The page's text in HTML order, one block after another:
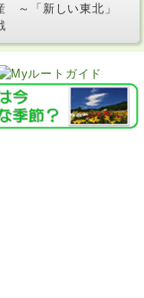
～「新しい東北」